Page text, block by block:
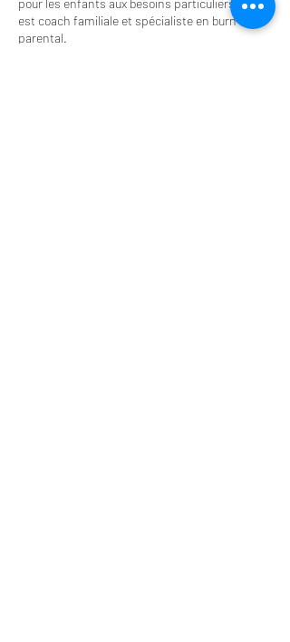
pour les enfants aux besoins particuliers. Elle
est coach familiale et spécialiste en burn out
parental.